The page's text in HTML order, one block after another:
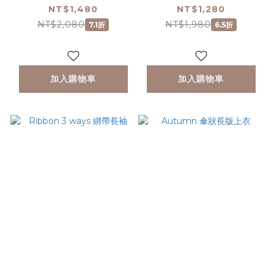
NT$1,480
NT$2,080 7.1折
加入購物車
NT$1,280
NT$1,980 6.5折
加入購物車